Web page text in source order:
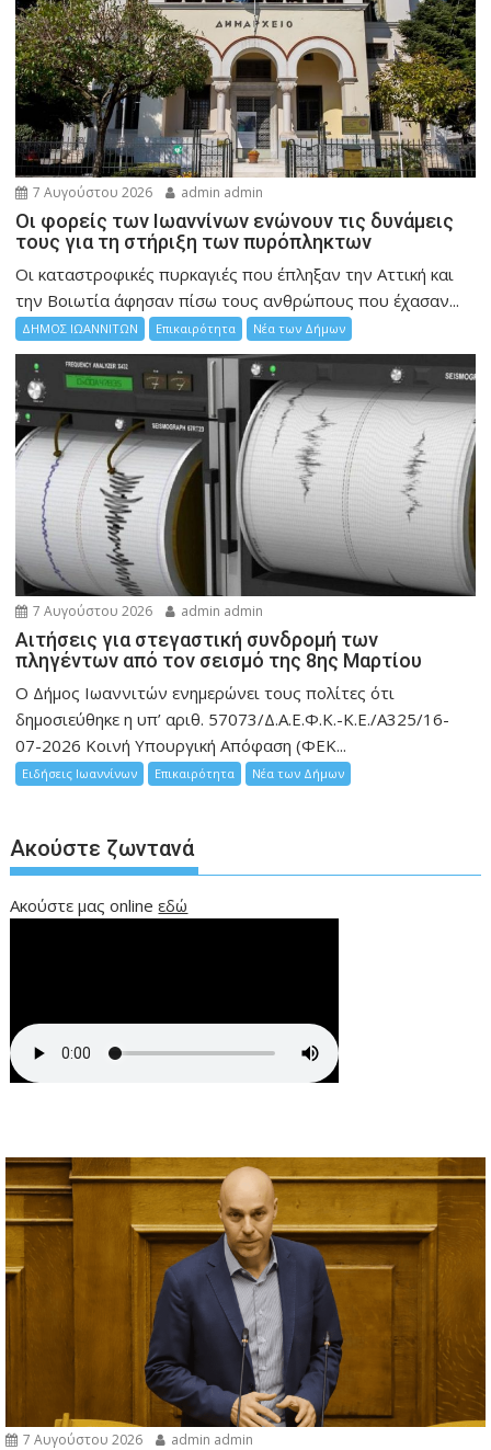
7 Αυγούστου 2026 admin admin
Οι φορείς των Ιωαννίνων ενώνουν τις δυνάμεις
τους για τη στήριξη των πυρόπληκτων
Οι καταστροφικές πυρκαγιές που έπληξαν την Αττική και
την Bοιωτία άφησαν πίσω τους ανθρώπους που έχασαν...
ΔΗΜΟΣ ΙΩΑΝΝΙΤΩΝ Επικαιρότητα Νέα των Δήμων
7 Αυγούστου 2026 admin admin
Αιτήσεις για στεγαστική συνδρομή των
πληγέντων από τον σεισμό της 8ης Μαρτίου
Ο Δήμος Ιωαννιτών ενημερώνει τους πολίτες ότι
δημοσιεύθηκε η υπ’ αριθ. 57073/Δ.Α.Ε.Φ.Κ.-Κ.Ε./Α325/16-
07-2026 Κοινή Υπουργική Απόφαση (ΦΕΚ...
Ειδήσεις Ιωαννίνων Επικαιρότητα Νέα των Δήμων
Ακούστε ζωντανά
Ακούστε μας onlineεδώ
7 Αυγούστου 2026 admin admin